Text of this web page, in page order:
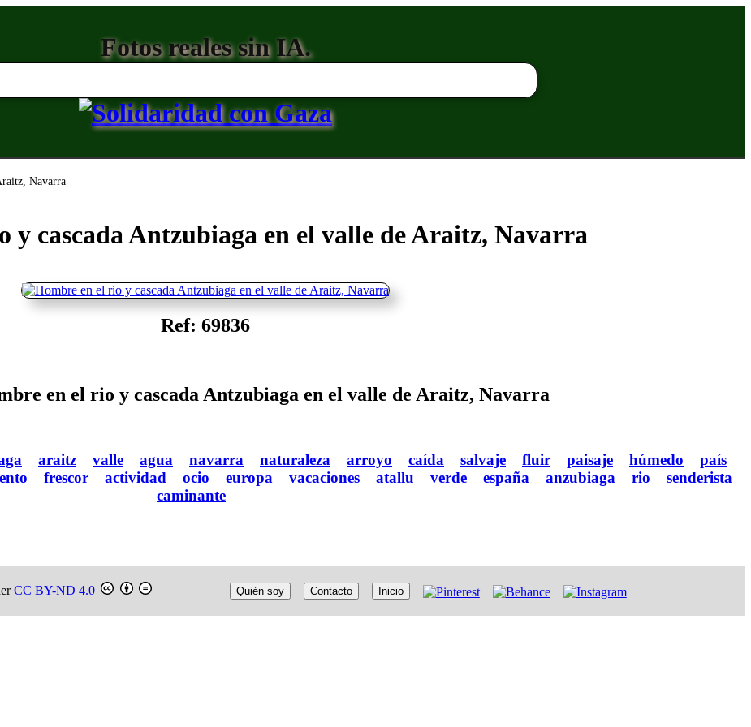
Fotos reales sin IA.
Navarra
y cascada Antzubiaga en el valle de Araitz, Navarra
Ref: 69836
en el rio y cascada Antzubiaga en el valle de Araitz, Navarra
araitz valle agua navarra naturaleza arroyo caída salvaje fluir paisaje húmedo
país
frescor actividad ocio europa vacaciones atallu verde españa anzubiaga rio
senderista
caminante
CC BY-ND 4.0 Quién soy Contacto Inicio